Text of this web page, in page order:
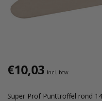
€10,03 Incl. btw
Super Prof Punttroffel rond